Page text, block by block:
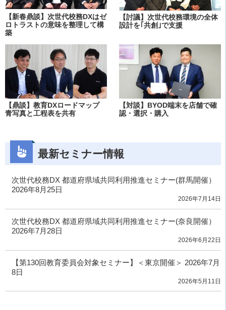
【新春鼎談】次世代校務DXはゼ
ロトラストの意味を整理して構
築
【討議】次世代校務環境の全体
設計を｢共創｣で支援
【鼎談】教育DXロードマップ
青写真と工程表を共有
【対談】BYOD端末を店舗で確
認・選択・購入
最新セミナー情報
次世代校務DX 都道府県域共同利用推進セミナー(群馬開催）
2026年8月25日
2026年7月14日
次世代校務DX 都道府県域共同利用推進セミナー(奈良開催）
2026年7月28日
2026年6月22日
【第130回教育委員会対象セミナー】＜東京開催＞ 2026年7月
8日
2026年5月11日